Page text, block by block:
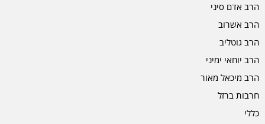
הרב אדם סיני
הרב אשרוב
הרב גוטליב
הרב יוחאי ימיני
הרב מיכאל מאור
חרבות ברזל
כללי